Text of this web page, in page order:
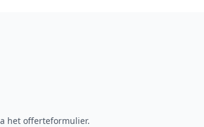
het offerteformulier.